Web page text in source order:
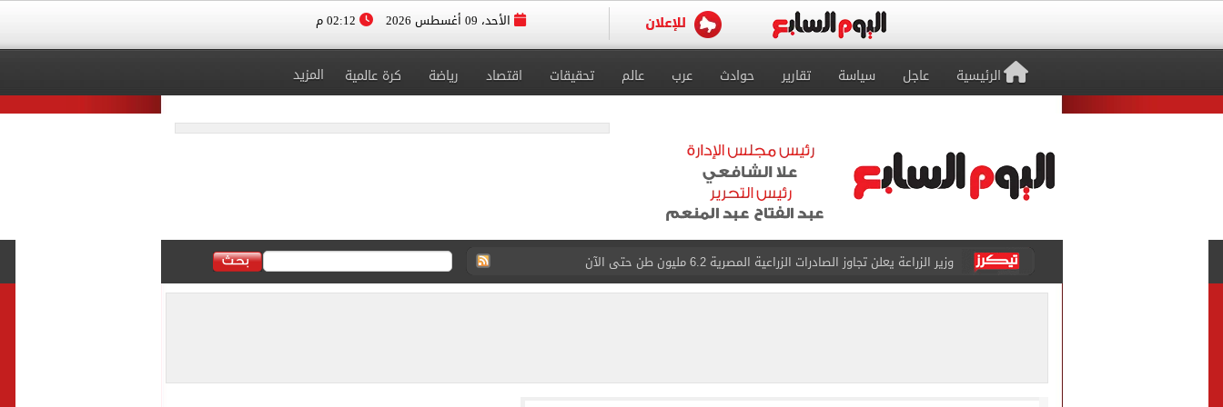
الأحد، 09 أغسطس 2026
الرئيسية عاجل سياسة تقارير حوادث عرب عالم تحقيقات اقتصاد رياضة كرة عالمية المزيد
رئيس الوزراء يستعرض المنطقة المقترحة لإقامة مجمع حكومى للخدمات الذكية بمطروح
نقيب الصحفيين يخاطب الجهات المختصة ضد مؤسسات تستغل المتدربين
صحيفة تركية لمدرب طرابزون سبور بعد صفقة محمد صلاح: «لا أعذار بعد الآن»